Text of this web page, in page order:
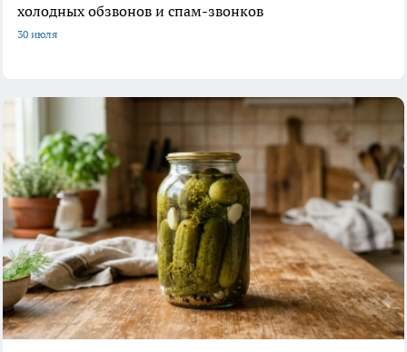
холодных обзвонов и спам-звонков
30 июля